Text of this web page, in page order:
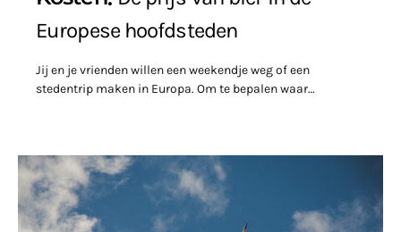
Europese hoofdsteden
Jij en je vrienden willen een weekendje weg of een
stedentrip maken in Europa. Om te bepalen waar…